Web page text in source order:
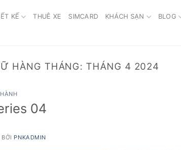
KẾ THUÊ XE SIMCARD KHÁCH SẠN BLOG
HÀNG THÁNG: THÁNG 4 2024
04
BỞI PNKADMIN